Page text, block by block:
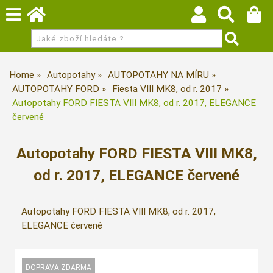
Home Autopotahy
AUTOPOTAHY NA MÍRU
AUTOPOTAHY FORD
Fiesta VIII MK8, od r. 2017
Autopotahy FORD FIESTA VIII MK8, od r. 2017, ELEGANCE
červené
Autopotahy FORD FIESTA VIII MK8,
od r. 2017, ELEGANCE červené
Autopotahy FORD FIESTA VIII MK8, od r. 2017,
ELEGANCE červené